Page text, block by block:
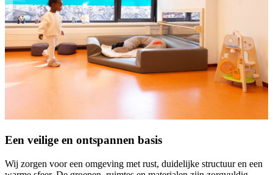
Een veilige en ontspannen basis
Wij zorgen voor een omgeving met rust, duidelijke structuur en een